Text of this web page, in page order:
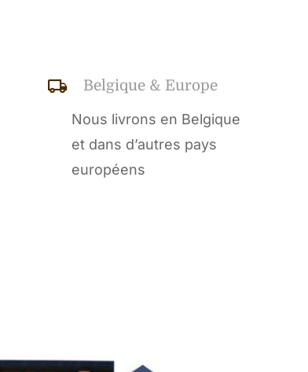
Belgique & Europe
Nous livrons en Belgique
et dans d’autres pays
européens